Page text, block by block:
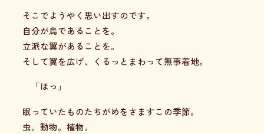
そこでようやく思い出すのです。
自分が鳥であることを。
立派な翼があることを。
そして翼を広げ、くるっとまわって無事着地。
「ほっ」
眠っていたものたちがめをさますこの季節。
虫。動物。植物。